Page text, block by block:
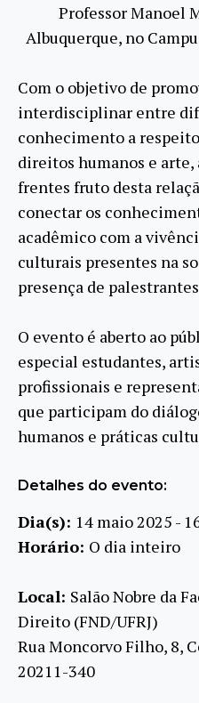
Professor Manoel
Albuquerque, no
Com o objetivo de
interdisciplinar entre
conhecimento a
direitos humanos e arte,
frentes fruto desta
conectar os
acadêmico com a
culturais presentes na
presença de
O evento é aberto ao
especial estudantes,
profissionais e
que participam do
humanos e práticas
Detalhes do evento:
Dia(s): 14 maio 2025 -
Horário: O dia inteiro
Local: Salão Nobre da
Direito (FND/UFRJ)
Rua Moncorvo Filho, 8,
20211-340